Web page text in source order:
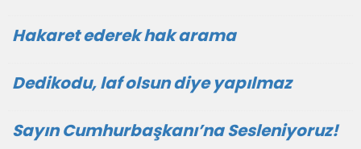
Hakaret ederek hak arama
Dedikodu, laf olsun diye yapılmaz
Sayın Cumhurbaşkanı’na Sesleniyoruz!